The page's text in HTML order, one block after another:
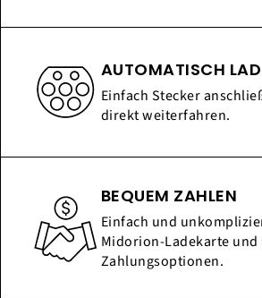
AUTOMATISCH
Einfach Stecker
direkt weiterfahren.
BEQUEM ZAHLEN
Einfach und
Midorion-Ladekarte und
Zahlungsoptionen.